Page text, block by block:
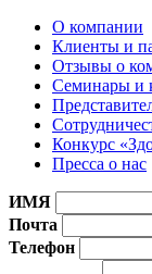
О компании
Клиенты и
Отзывы о
Семинары и
Конкурс
Пресса о нас
ИМЯ
Почта
Телефон